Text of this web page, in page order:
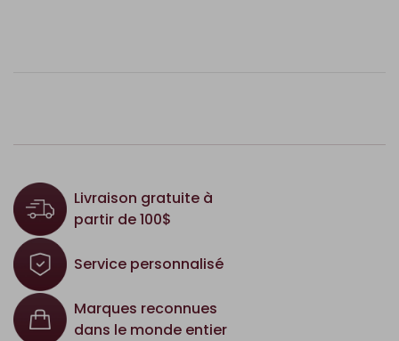
Livraison gratuite à
partir de 100$
Service personnalisé
Marques reconnues
dans le monde entier